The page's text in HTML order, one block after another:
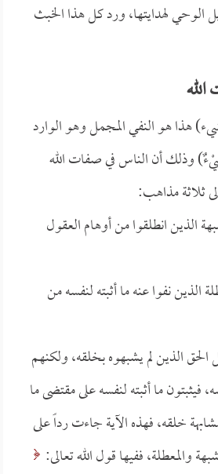
الوحي لهدايتها، ورد كل هذا الخبث
هذا هو النفي المجمل وهو الوارد
وذلك أن الناس في صفات الله
ثلاثة مذاهب:
الذين انطلقوا من أوهام العقول
الذين نفوا عنه ما أثبته لنفسه من
الذين لم يشبهوه بخلقه، ولكنهم
فيثبتون ما أثبته لنفسه على مقتضى ما
خلقه، فهذه الآية جاءت رداً على
والمعطلة، ففيها قول الله تعالى: